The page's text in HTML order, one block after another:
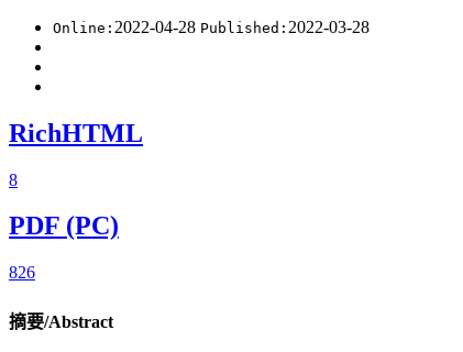
Online: 2022-04-28 Published: 2022-03-28
RichHTML
8
PDF (PC)
826
摘要/Abstract